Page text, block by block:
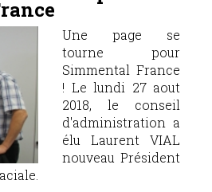
Une page se
tourne pour
Simmental France
! Le lundi 27 aout
2018, le conseil
d'administration a
élu Laurent VIAL
nouveau Président